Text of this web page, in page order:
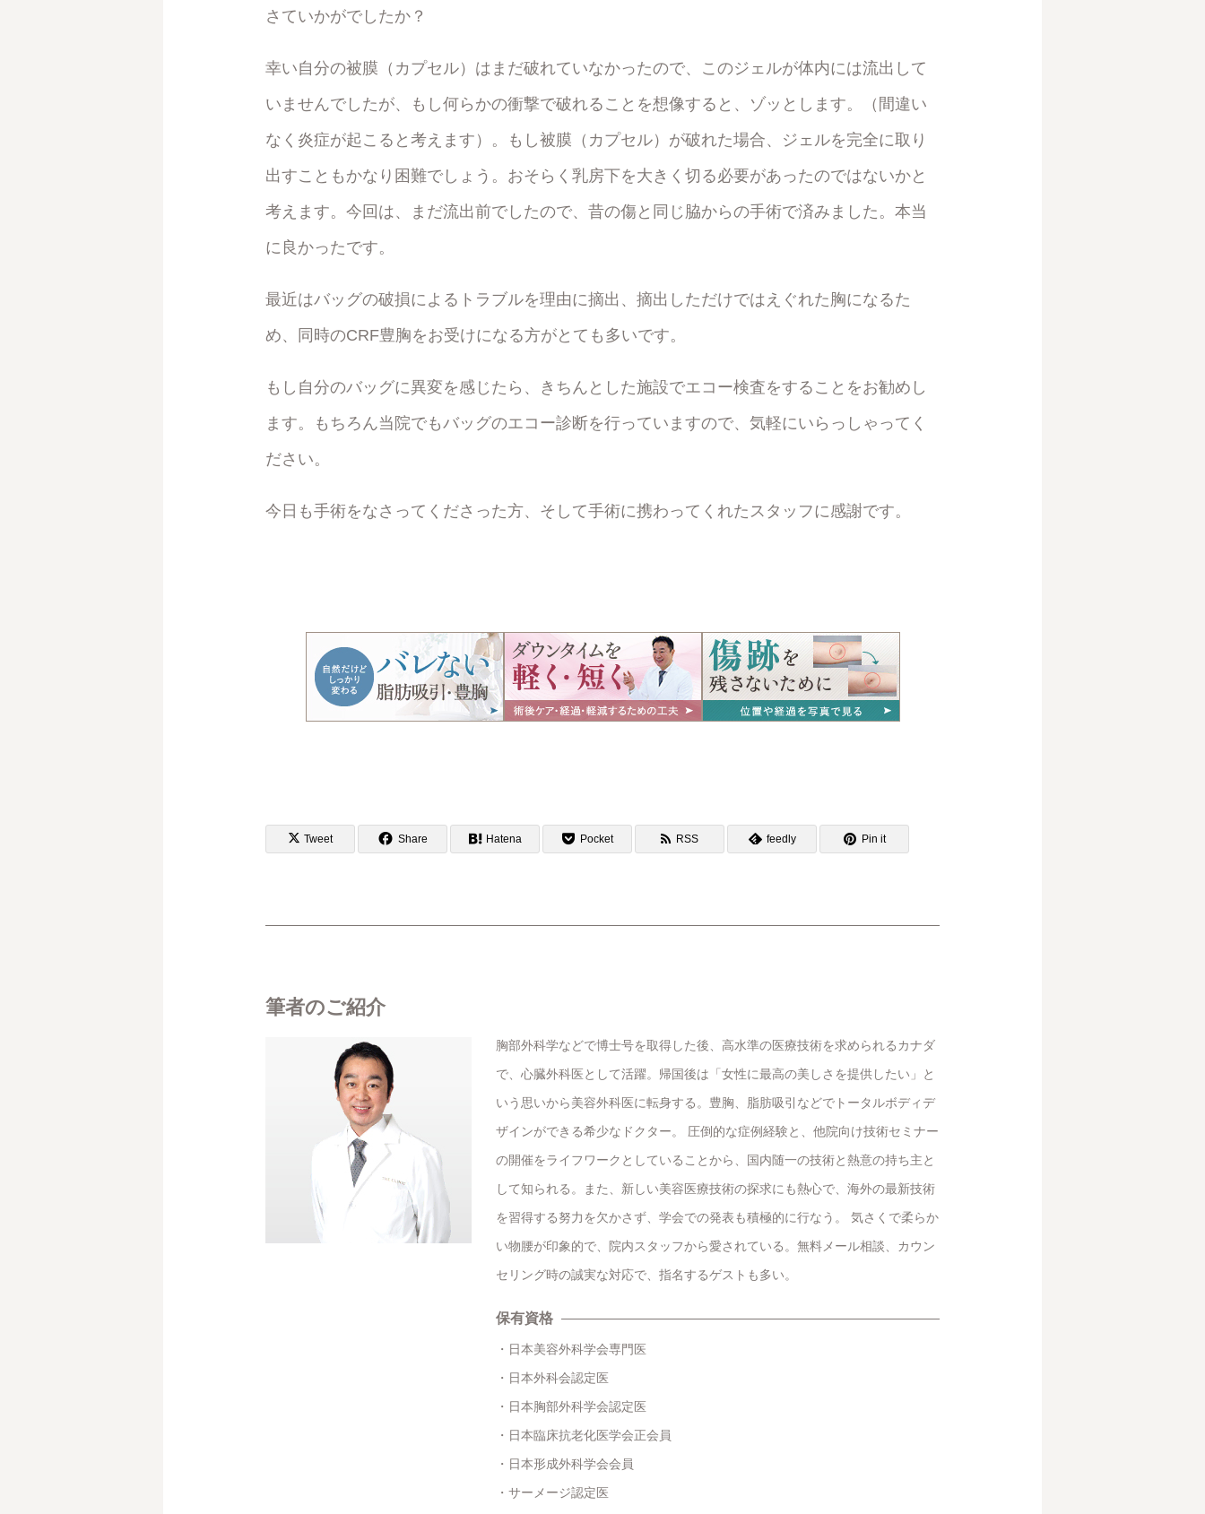
さていかがでしたか？
幸い自分の被膜（カプセル）はまだ破れていなかったので、このジェルが体内には流出して
いませんでしたが、もし何らかの衝撃で破れることを想像すると、ゾッとします。（間違い
なく炎症が起こると考えます）。もし被膜（カプセル）が破れた場合、ジェルを完全に取り
出すこともかなり困難でしょう。おそらく乳房下を大きく切る必要があったのではないかと
考えます。今回は、まだ流出前でしたので、昔の傷と同じ脇からの手術で済みました。本当
に良かったです。
最近はバッグの破損によるトラブルを理由に摘出、摘出しただけではえぐれた胸になるた
め、同時のCRF豊胸をお受けになる方がとても多いです。
もし自分のバッグに異変を感じたら、きちんとした施設でエコー検査をすることをお勧めし
ます。もちろん当院でもバッグのエコー診断を行っていますので、気軽にいらっしゃってく
ださい。
今日も手術をなさってくださった方、そして手術に携わってくれたスタッフに感謝です。
Tweet Share Hatena Pocket RSS feedly Pin it
筆者のご紹介
胸部外科学などで博士号を取得した後、高水準の医療技術を求められるカナダ
で、心臓外科医として活躍。帰国後は「女性に最高の美しさを提供したい」と
いう思いから美容外科医に転身する。豊胸、脂肪吸引などでトータルボディデ
ザインができる希少なドクター。 圧倒的な症例経験と、他院向け技術セミナー
の開催をライフワークとしていることから、国内随一の技術と熱意の持ち主と
して知られる。また、新しい美容医療技術の探求にも熱心で、海外の最新技術
を習得する努力を欠かさず、学会での発表も積極的に行なう。 気さくで柔らか
い物腰が印象的で、院内スタッフから愛されている。無料メール相談、カウン
セリング時の誠実な対応で、指名するゲストも多い。
保有資格
日本美容外科学会専門医
日本外科会認定医
日本胸部外科学会認定医
日本臨床抗老化医学会正会員
日本形成外科学会会員
サーメージ認定医